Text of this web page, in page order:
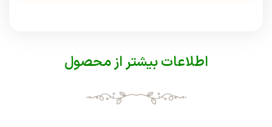
اطلاعات بیشتر از محصول